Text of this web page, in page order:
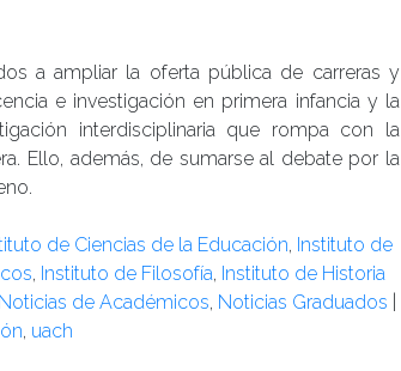
a ampliar la oferta pública de carreras y
e investigación en primera infancia y la
interdisciplinaria que rompa con la
Ello, además, de sumarse al debate por la
de Ciencias de la Educación, Instituto de
, Instituto de Filosofía, Instituto de Historia
Noticias de Académicos, Noticias Graduados
, uach